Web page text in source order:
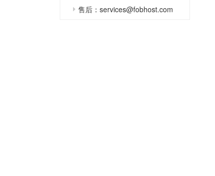
售后：services@fobhost.com